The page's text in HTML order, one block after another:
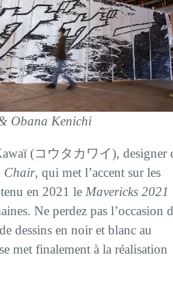
Obana Kenichi
(コウタカワイ), designer
Chair, qui met l’accent sur les
en 2021 le Mavericks 2021
Ne perdez pas l’occasion
dessins en noir et blanc au
met finalement à la réalisation